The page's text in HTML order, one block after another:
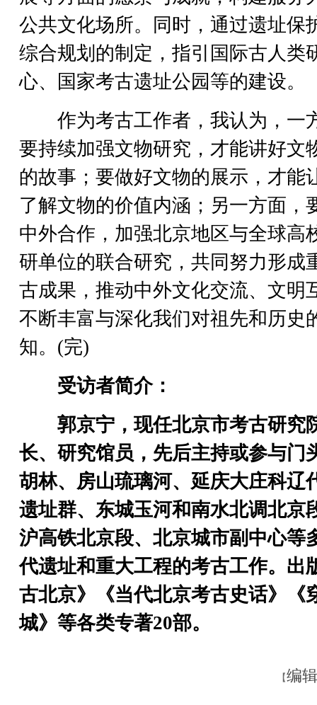
公共文化场所。同时，通过遗址保
综合规划的制定，指引国际古人类
心、国家考古遗址公园等的建设。
作为考古工作者，我认为，一
要持续加强文物研究，才能讲好文
的故事；要做好文物的展示，才能
了解文物的价值内涵；另一方面，
中外合作，加强北京地区与全球高
研单位的联合研究，共同努力形成
古成果，推动中外文化交流、文明
不断丰富与深化我们对祖先和历史
知。(完)
受访者简介：
郭京宁，现任北京市考古研究
长、研究馆员，先后主持或参与门
胡林、房山琉璃河、延庆大庄科辽
遗址群、东城玉河和南水北调北京
沪高铁北京段、北京城市副中心等
代遗址和重大工程的考古工作。出
古北京》《当代北京考古史话》《
城》等各类专著20部。
【编